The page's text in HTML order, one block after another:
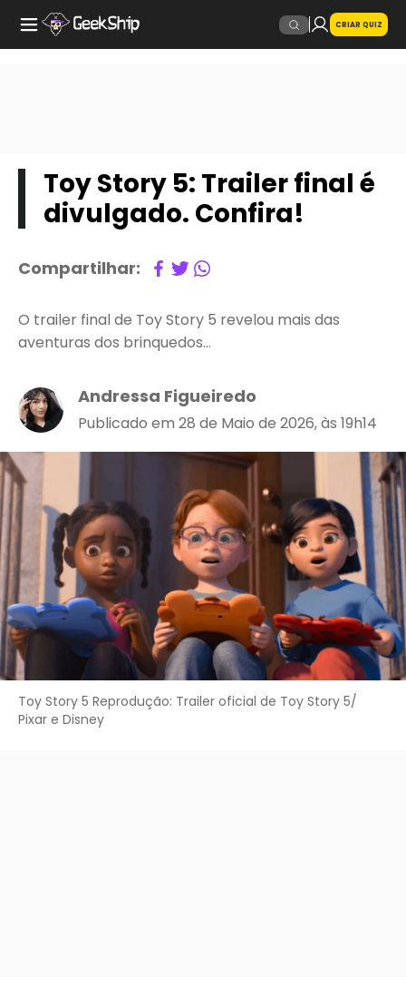
CRIAR QUIZ
Toy Story 5: Trailer final é
divulgado. Confira!
Compartilhar:
O trailer final de Toy Story 5 revelou mais das
aventuras dos brinquedos…
Andressa Figueiredo
Publicado em 28 de Maio de 2026, às 19h14
Toy Story 5 Reprodução: Trailer oficial de Toy Story 5/
Pixar e Disney